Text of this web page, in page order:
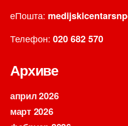
еПошта:
Телефон: 020 682 570
Архиве
април 2026
март 2026